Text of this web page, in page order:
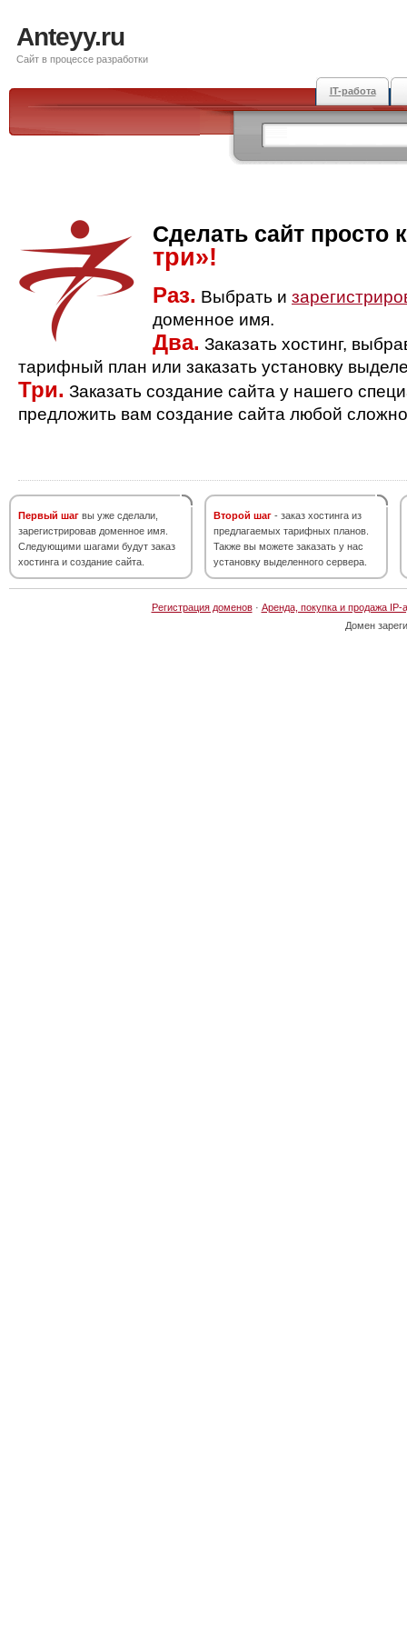
Anteyy.ru
Сайт в процессе разработки
IT-работа
Сделать сайт просто
три»!
Раз. Выбрать и
доменное имя.
Два. Заказать хостинг,
тарифный план или заказать установку
Три. Заказать создание сайта у нашего
предложить вам создание сайта любой
Первый шаг вы уже сделали,
зарегистрировав доменное имя.
Следующими шагами будут заказ
хостинга и создание сайта.
Второй шаг - заказ хостинга из
предлагаемых тарифных планов.
Также вы можете заказать у нас
установку выделенного сервера.
Регистрация доменов· Аренда, покупка и продажа IP-
Домен